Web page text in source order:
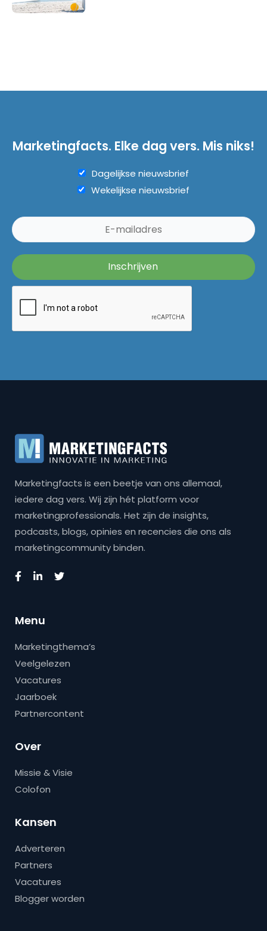
Marketingfacts. Elke dag vers. Mis niks!
Dagelijkse nieuwsbrief
Wekelijkse nieuwsbrief
Marketingfacts is een beetje van ons allemaal,
iedere dag vers. Wij zijn hét platform voor
marketingprofessionals. Het zijn de insights,
podcasts, blogs, opinies en recencies die ons als
marketingcommunity binden.
Menu
Marketingthema’s
Veelgelezen
Vacatures
Jaarboek
Partnercontent
Over
Missie & Visie
Colofon
Kansen
Adverteren
Partners
Vacatures
Blogger worden